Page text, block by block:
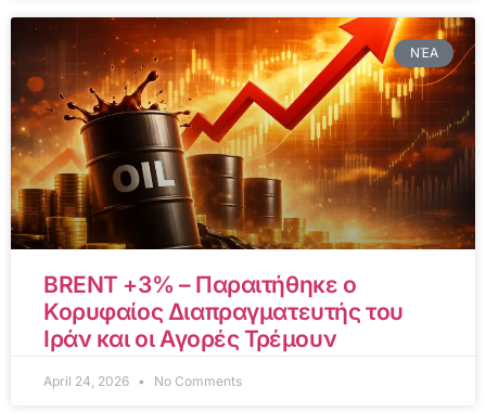
ΝΈΑ
BRENT +3% – Παραιτήθηκε ο
Κορυφαίος Διαπραγματευτής του
Ιράν και οι Αγορές Τρέμουν
April 24, 2026 No Comments